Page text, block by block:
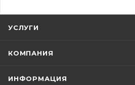
УСЛУГИ
КОМПАНИЯ
ИНФОРМАЦИЯ